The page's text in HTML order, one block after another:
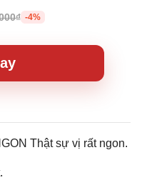
-4%
Thật sự vị rất ngon.